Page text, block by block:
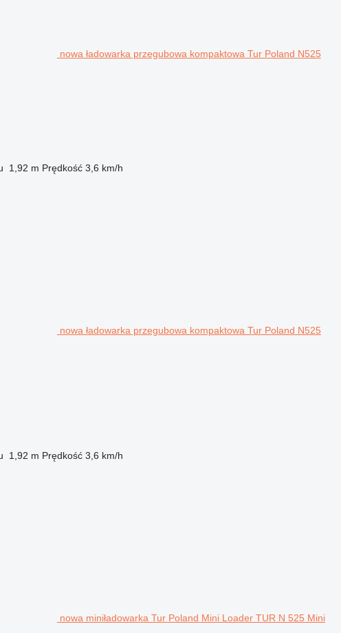
nowa ładowarka przegubowa kompaktowa Tur Poland N525
1,92 m Prędkość 3,6 km/h
nowa ładowarka przegubowa kompaktowa Tur Poland N525
1,92 m Prędkość 3,6 km/h
nowa miniładowarka Tur Poland Mini Loader TUR N 525 Mini